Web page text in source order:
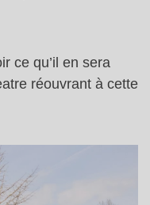
ce qu’il en sera
réouvrant à cette